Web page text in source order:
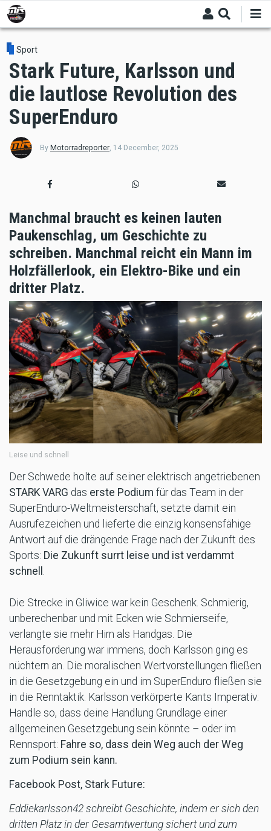
Skip
to
main
content
Sport
Stark Future, Karlsson und
die lautlose Revolution des
SuperEnduro
By Motorradreporter, 14 December, 2025
Manchmal braucht es keinen lauten
Paukenschlag, um Geschichte zu
schreiben. Manchmal reicht ein Mann im
Holzfällerlook, ein Elektro-Bike und ein
dritter Platz.
Leise und schnell
Der Schwede holte auf seiner elektrisch angetriebenen
STARK VARG das erste Podium für das Team in der
SuperEnduro-Weltmeisterschaft, setzte damit ein
Ausrufezeichen und lieferte die einzig konsensfähige
Antwort auf die drängende Frage nach der Zukunft des
Sports: Die Zukunft surrt leise und ist verdammt
schnell
Die Strecke in Gliwice war kein Geschenk. Schmierig,
unberechenbar und mit Ecken wie Schmierseife,
verlangte sie mehr Hirn als Handgas. Die
Herausforderung war immens, doch Karlsson ging es
nüchtern an. Die moralischen Wertvorstellungen fließen
in die Gesetzgebung ein und im SuperEnduro fließen sie
in die Renntaktik. Karlsson verkörperte Kants Imperativ:
Handle so, dass deine Handlung Grundlage einer
allgemeinen Gesetzgebung sein könnte – oder im
Rennsport: Fahre so, dass dein Weg auch der Weg
zum Podium sein kann.
Facebook Post, Stark Future:
Eddiekarlsson42 schreibt Geschichte, indem er sich den
dritten Platz in der Gesamtwertung sichert und zum